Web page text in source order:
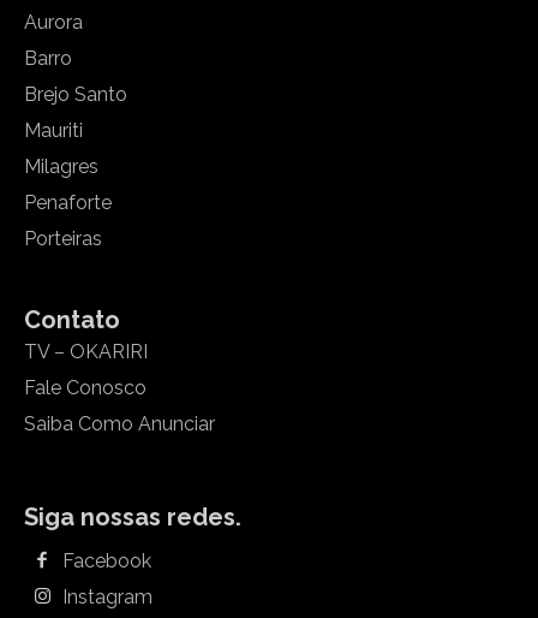
Aurora
Barro
Brejo Santo
Mauriti
Milagres
Penaforte
Porteiras
Contato
TV – OKARIRI
Fale Conosco
Saiba Como Anunciar
Siga nossas redes.
Facebook
Instagram